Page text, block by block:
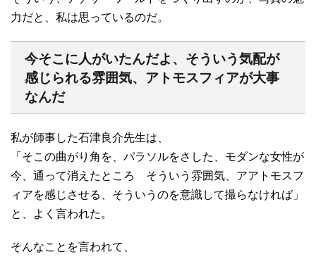
力だと、私は思っているのだ。
今そこに人がいたんだよ、そういう気配が
感じられる雰囲気、アトモスフィアが大事
なんだ
私が師事した石津良介先生は、
「そこの曲がり角を、パラソルをさした、モダンな女性が
今、通って消えたところ そういう雰囲気、アアトモスフ
ィアを感じさせる、そういうのを意識して撮らなければ」
と、よく言われた。
そんなことを言われて、